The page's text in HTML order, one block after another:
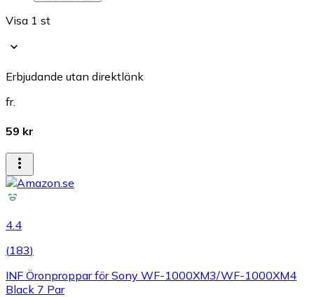
Visa 1 st
Erbjudande utan direktlänk
fr.
59 kr
4.4
(183)
INF Öronproppar för Sony WF-1000XM3/WF-1000XM4
Black 7 Par